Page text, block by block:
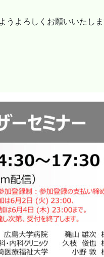
よろしくお願いいたしま